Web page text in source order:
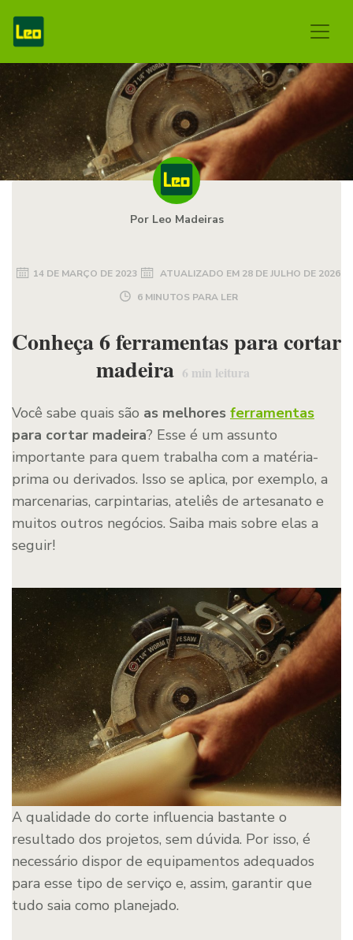
Por Leo Madeiras
14 DE MARÇO DE 2023 ATUALIZADO EM 28 DE JULHO DE 2026
6 MINUTOS PARA LER
Conheça 6 ferramentas para cortar
madeira 6 min leitura
Você sabe quais são as melhores ferramentas
para cortar madeira? Esse é um assunto
importante para quem trabalha com a matéria-
prima ou derivados. Isso se aplica, por exemplo, a
marcenarias, carpintarias, ateliês de artesanato e
muitos outros negócios. Saiba mais sobre elas a
seguir!
A qualidade do corte influencia bastante o
resultado dos projetos, sem dúvida. Por isso, é
necessário dispor de equipamentos adequados
para esse tipo de serviço e, assim, garantir que
tudo saia como planejado.